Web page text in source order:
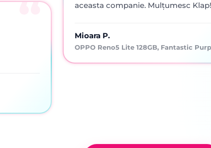
aceasta companie. Mulțumesc Klap!
Mioara P.
OPPO Reno5 Lite 128GB, Fantastic